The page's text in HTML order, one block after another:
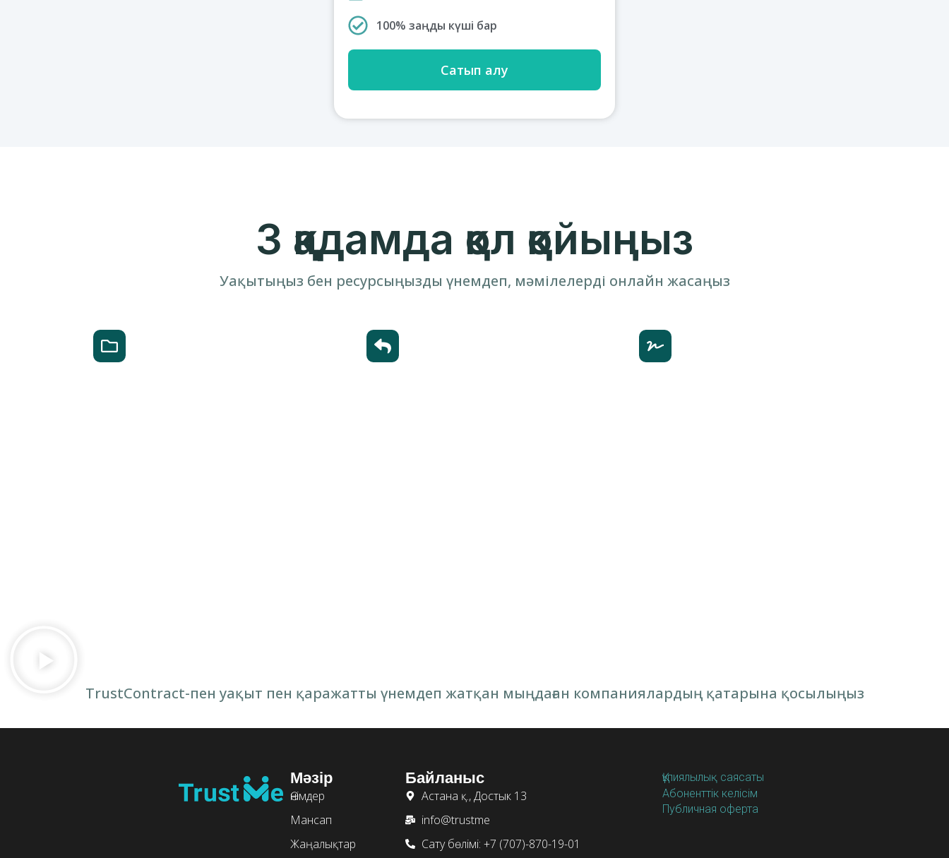
100% заңды күші бар
Сатып алу
3 қадамда қол қойыңыз
Уақытыңыз бен ресурсыңызды үнемдеп, мәмілелерді онлайн жасаңыз
TrustContract-пен уақыт пен қаражатты үнемдеп жатқан мыңдаған компаниялардың қатарына қосылыңыз
Мәзір
Өнімдер
Мансап
Жаңалықтар
Байланыс
Астана қ., Достык 13
info@trustme
Сату бөлімі: +7 (707)-870-19-01
Құпиялылық саясаты
Абоненттік келісім
Публичная оферта